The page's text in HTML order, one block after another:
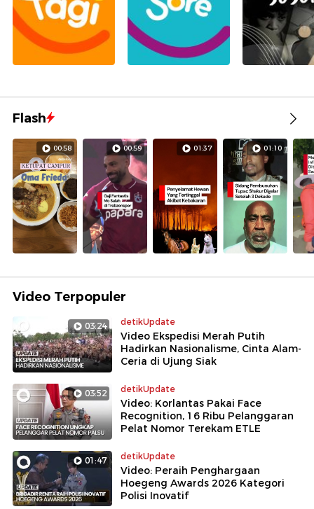
Flash
00:58 00:59 01:37 01:10
Video Terpopuler
03:24 detikUpdate
Video Ekspedisi Merah Putih
Hadirkan Nasionalisme, Cinta Alam-
Ceria di Ujung Siak
03:52 detikUpdate
Video: Korlantas Pakai Face
Recognition, 16 Ribu Pelanggaran
Pelat Nomor Terekam ETLE
01:47 detikUpdate
Video: Peraih Penghargaan
Hoegeng Awards 2026 Kategori
Polisi Inovatif